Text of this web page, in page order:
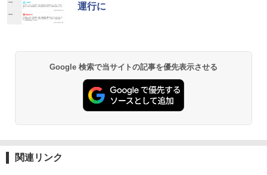
レーム テント
GRANDOOR ステンレス保冷剤 2個セット 2
コンパクト 保冷力長持ち
￥2,980
運行に
Google 検索で当サイトの記事を優先表示させる
関連リンク